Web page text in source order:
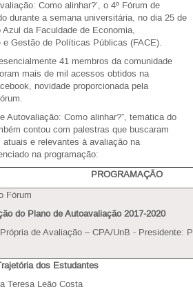
Como alinhar?’, o 4º Fórum de
durante a semana universitária, no dia 25 de
da Faculdade de Economia,
Gestão de Políticas Públicas (FACE).
41 membros da comunidade
mais de mil acessos obtidos na
novidade proporcionada pela
Autovaliação: Como alinhar?”, temática do
contou com palestras que buscaram
e relevantes à avaliação na
na programação:
PROGRAMAÇÃO
Fórum
do Plano de Autoavaliação 2017-2020
de Avaliação – CPA/UnB - Presidente:
dos Estudantes
Teresa Leão Costa